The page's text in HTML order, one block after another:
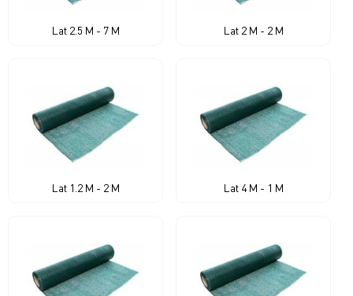
Lat 2.5 M - 7 M Lat 2 M - 2 M
Lat 1.2 M - 2 M Lat 4 M - 1 M